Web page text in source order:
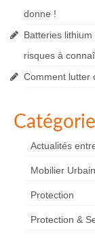
donne !
Batteries
risques à
Comment lutter
Actualités
Mobilier Urbain
Protection
Protection &